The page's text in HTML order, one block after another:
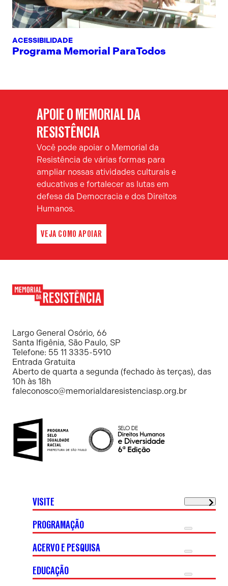
ACESSIBILIDADE
Programa Memorial ParaTodos
APOIE O MEMORIAL DA
RESISTÊNCIA
Você pode apoiar o Memorial da
Resistência de várias formas para
ampliar nossas atividades culturais e
educativas e fortalecer as lutas em
defesa da Democracia e dos Direitos
Humanos.
VEJA COMO APOIAR
Resistência
Largo General Osório, 66
Santa Ifigênia, São Paulo, SP
Telefone: 55 11 3335-5910
Entrada Gratuita
Aberto de quarta a segunda (fechado às terças), das
10h às 18h
faleconosco@memorialdaresistenciasp.org.br
VISITE
PROGRAMAÇÃO
ACERVO E PESQUISA
EDUCAÇÃO